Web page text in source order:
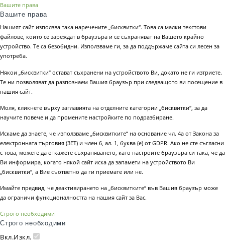
Вашите права
Вашите права
Нашият сайт използва така наречените „бисквитки“. Това са малки текстови
файлове, които се зареждат в браузъра и се съхраняват на Вашето крайно
устройство. Те са безобидни. Използваме ги, за да поддържаме сайта си лесен за
употреба.
Някои „бисквитки“ остават съхранени на устройството Ви, докато не ги изтриете.
Те ни позволяват да разпознаем Вашия браузър при следващото ви посещение в
нашия сайт.
Моля, кликнете върху заглавията на отделните категории „бисквитки“, за да
научите повече и да промените настройките по подразбиране.
Искаме да знаете, че използваме „бисквитките“ на основание чл. 4а от Закона за
електронната търговия (ЗЕТ) и член 6, ал. 1, буква (е) от GDPR. Ако не сте съгласни
с това, можете да откажете съхраняването, като настроите браузъра си така, че да
Ви информира, когато някой сайт иска да запамети на устройството Ви
„бисквитки“, а Вие съответно да ги приемате или не.
Имайте предвид, че деактивирането на „бисквитките“ във Вашия браузър може
да ограничи функционалността на нашия сайт за Вас.
Строго необходими
Строго необходими
Вкл.Изкл.